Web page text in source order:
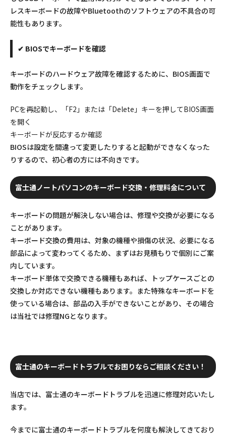
レスキーボードの故障やBluetoothのソフトウェアの不具合の可
能性もあります。
✔ BIOSでキーボードを確認
キーボードのハードウェア故障を確認するために、BIOS画面で
動作をチェックします。
PCを再起動し、「F2」または「Delete」キーを押してBIOS画面
を開く
キーボードが反応するか確認
BIOSは設定を間違って変更したりすると起動ができなくなった
りするので、初心者の方には不向きです。
富士通ノートパソコンのキーボード交換・修理料金について
キーボードの問題が解決しない場合は、修理や交換が必要になる
ことがあります。
キーボード交換の費用は、対象の機種や損傷の状況、必要になる
部品によって変わってくるため、まずはお見積もりで個別にご案
内しています。
キーボード単体で交換できる機種もあれば、トップケースごとの
交換しか対応できない機種もあります。また特殊なキーボードを
使っている場合は、部品の入手ができないことがあり、その場合
は当社では修理NGとなります。
富士通のキーボードトラブルでお困りならご相談ください！
当店では、富士通のキーボードトラブルを迅速に修理対応いたし
ます。
今までに富士通のキーボードトラブルを何度も解決してきており